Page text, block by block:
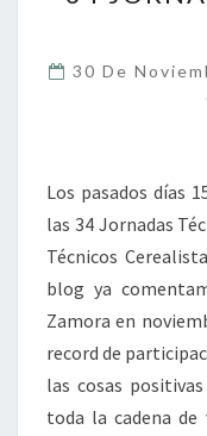
30 De
Los pasados días
las 34 Jornadas
Técnicos
blog ya
Zamora en
record de
las cosas
toda la cadena